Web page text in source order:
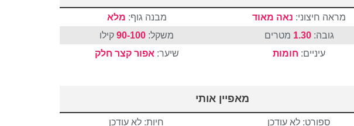
מראה חיצוני: נאה מאוד מבנה גוף: מלא
גובה:1.30 מטרים משקל: 90-100 קילו
עיניים: חומות שיער: אפור קצר חלק
מאפיין אותי
ספורט: לא עודכן
חיות: לא עודכן